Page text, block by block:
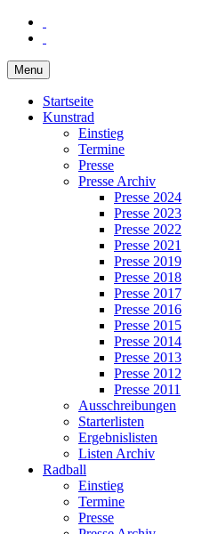
Menu
Startseite
Kunstrad
Einstieg
Termine
Presse
Presse Archiv
Presse 2024
Presse 2023
Presse 2022
Presse 2021
Presse 2019
Presse 2018
Presse 2017
Presse 2016
Presse 2015
Presse 2014
Presse 2013
Presse 2012
Presse 2011
Ausschreibungen
Starterlisten
Ergebnislisten
Listen Archiv
Radball
Einstieg
Termine
Presse